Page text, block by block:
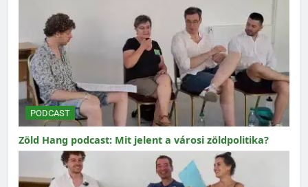
PODCAST
Zöld Hang podcast: Mit jelent a városi zöldpolitika?